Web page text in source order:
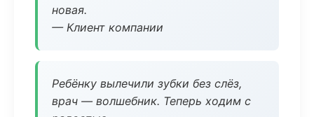
новая.
— Клиент компании
Ребёнку вылечили зубки без слёз,
врач — волшебник. Теперь ходим с